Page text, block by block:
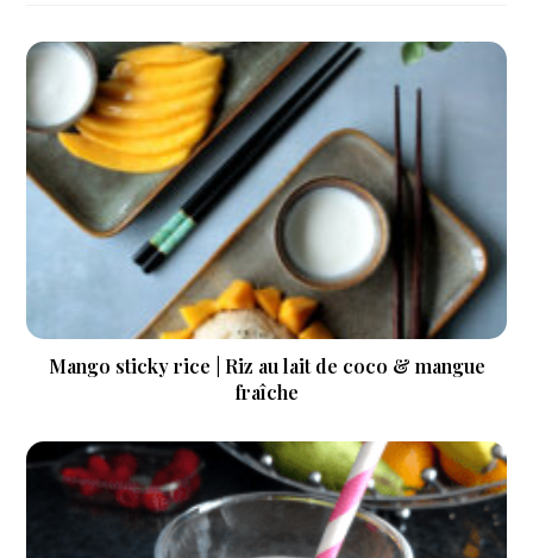
Mango sticky rice | Riz au lait de coco & mangue
fraîche